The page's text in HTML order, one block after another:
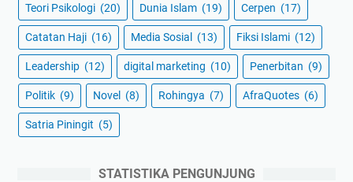
Teori Psikologi (20) Dunia Islam (19) Cerpen (17)
Catatan Haji (16) Media Sosial (13) Fiksi Islami (12)
Leadership (12) digital marketing (10) Penerbitan (9)
Politik (9) Novel (8) Rohingya (7) AfraQuotes (6)
Satria Piningit (5)
STATISTIKA PENGUNJUNG